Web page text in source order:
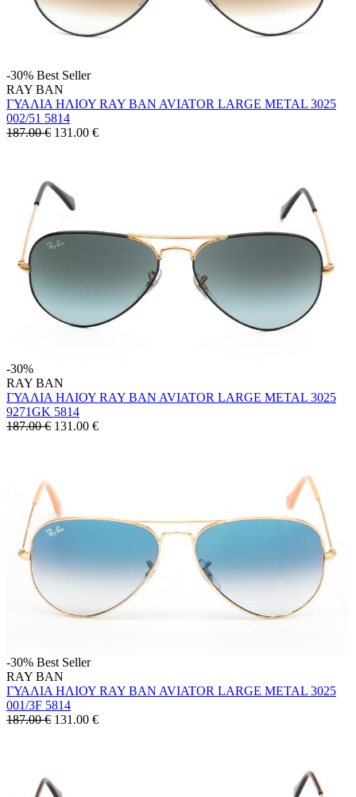
-30% Best Seller
RAY BAN
ΓΥΑΛΙΑ ΗΛΙΟΥ RAY BAN AVIATOR LARGE METAL 3025
002/51 5814
187.00 € 131.00 €
-30%
RAY BAN
ΓΥΑΛΙΑ ΗΛΙΟΥ RAY BAN AVIATOR LARGE METAL 3025
9271GK 5814
187.00 € 131.00 €
-30% Best Seller
RAY BAN
ΓΥΑΛΙΑ ΗΛΙΟΥ RAY BAN AVIATOR LARGE METAL 3025
001/3F 5814
187.00 € 131.00 €